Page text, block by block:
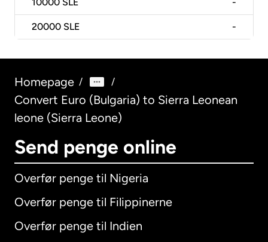
10000 SLE -
20000 SLE -
Homepage / /
Convert Euro (Bulgaria) to Sierra Leonean
leone (Sierra Leone)
Send penge online
Overfør penge til Nigeria
Overfør penge til Filippinerne
Overfør penge til Indien